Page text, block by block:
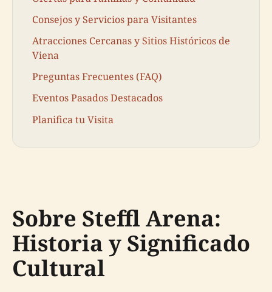
Consejos y Servicios para Visitantes
Atracciones Cercanas y Sitios Históricos de
Viena
Preguntas Frecuentes (FAQ)
Eventos Pasados Destacados
Planifica tu Visita
Sobre Steffl Arena:
Historia y Significado
Cultural